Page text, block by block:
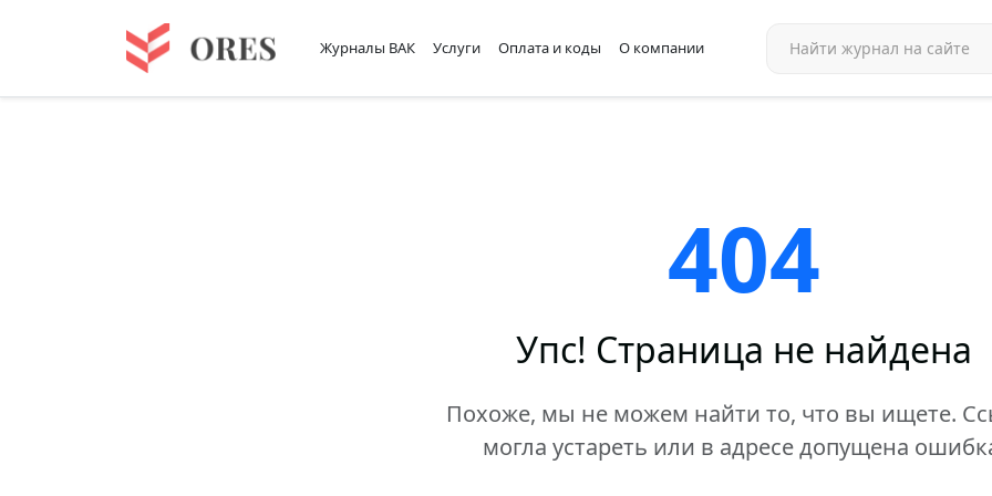
Журналы ВАК Услуги Оплата и коды О компании
404
Упс! Страница не найдена
Похоже, мы не можем найти то, что вы ищете.
могла устареть или в адресе допущена